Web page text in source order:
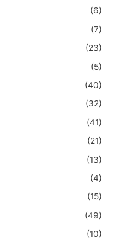
(6)
(7)
(23)
(5)
(40)
(32)
(41)
(21)
(13)
(4)
(15)
(49)
(10)